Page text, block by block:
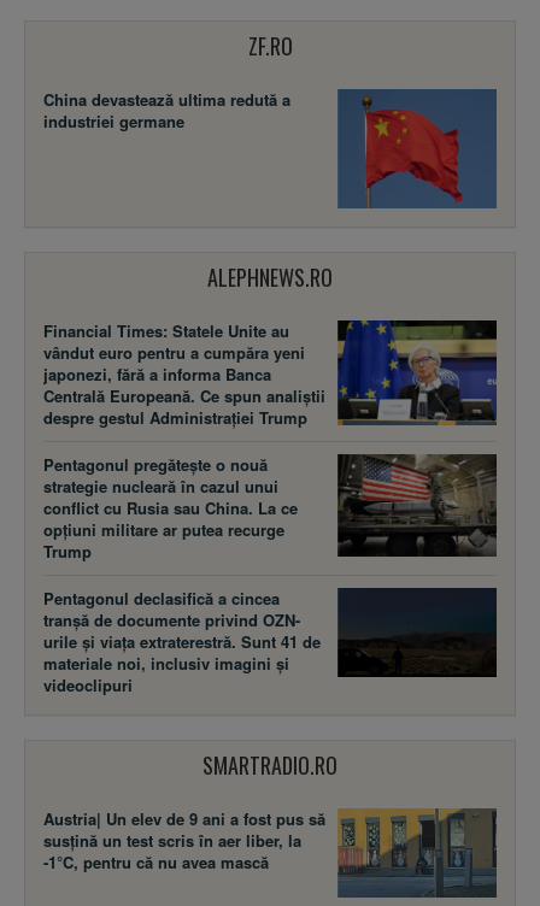
ZF.RO
China devastează ultima redută a
industriei germane
ALEPHNEWS.RO
Financial Times: Statele Unite au
vândut euro pentru a cumpăra yeni
japonezi, fără a informa Banca
Centrală Europeană. Ce spun analiștii
despre gestul Administrației Trump
Pentagonul pregătește o nouă
strategie nucleară în cazul unui
conflict cu Rusia sau China. La ce
opțiuni militare ar putea recurge
Trump
Pentagonul declasifică a cincea
tranșă de documente privind OZN-
urile și viața extraterestră. Sunt 41 de
materiale noi, inclusiv imagini și
videoclipuri
SMARTRADIO.RO
Austria| Un elev de 9 ani a fost pus să
susţină un test scris în aer liber, la
-1°C, pentru că nu avea mască